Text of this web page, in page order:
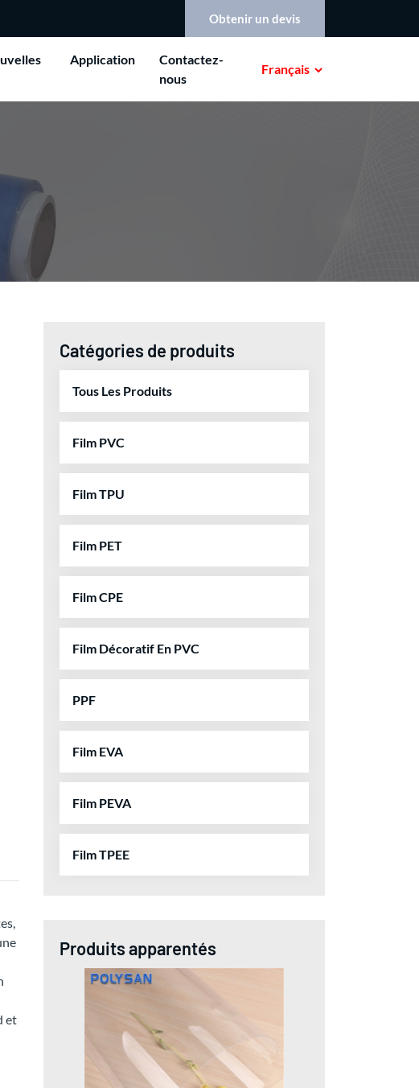
Obtenir un devis
Application
Contactez-
nous
Français
et
Catégories de produits
Tous Les Produits
Film PVC
Film TPU
Film PET
Film CPE
Film Décoratif En PVC
PPF
Film EVA
Film PEVA
Film TPEE
Produits apparentés